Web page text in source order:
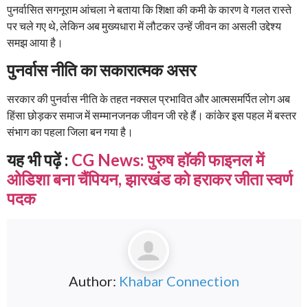
पुनर्वासित सगनूराम आंचला ने बताया कि शिक्षा की कमी के कारण वे गलत रास्ते
पर चले गए थे, लेकिन अब मुख्यधारा में लौटकर उन्हें जीवन का असली उद्देश्य
समझ आया है।
पुनर्वास नीति का सकारात्मक असर
सरकार की पुनर्वास नीति के तहत नक्सल प्रभावित और आत्मसमर्पित लोग अब
हिंसा छोड़कर समाज में सम्मानजनक जीवन जी रहे हैं। कांकेर इस पहल में बस्तर
संभाग का पहला जिला बन गया है।
यह भी पढ़ें : CG News: पुरुष हॉकी फाइनल में
ओडिशा बना चैंपियन, झारखंड को हराकर जीता स्वर्ण
पदक
Author: Khabar Connection